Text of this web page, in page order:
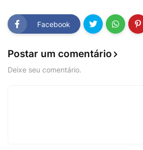
Facebook
Postar um comentário
Deixe seu comentário.